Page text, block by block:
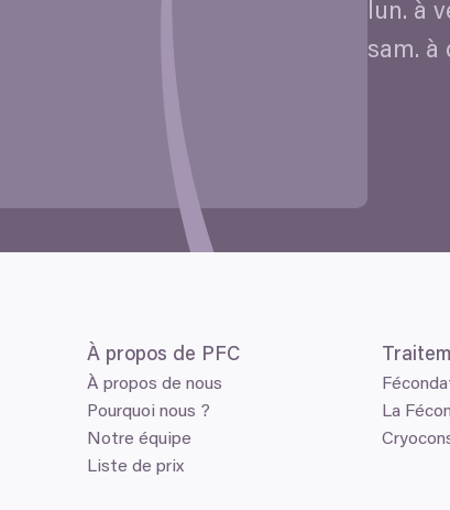
lun. à
sam. à
À propos de PFC
À propos de nous
Pourquoi nous ?
Notre équipe
Liste de prix
La